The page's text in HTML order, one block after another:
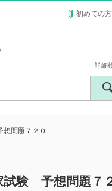
初めての
詳細
問題７２０
験 予想問題７２